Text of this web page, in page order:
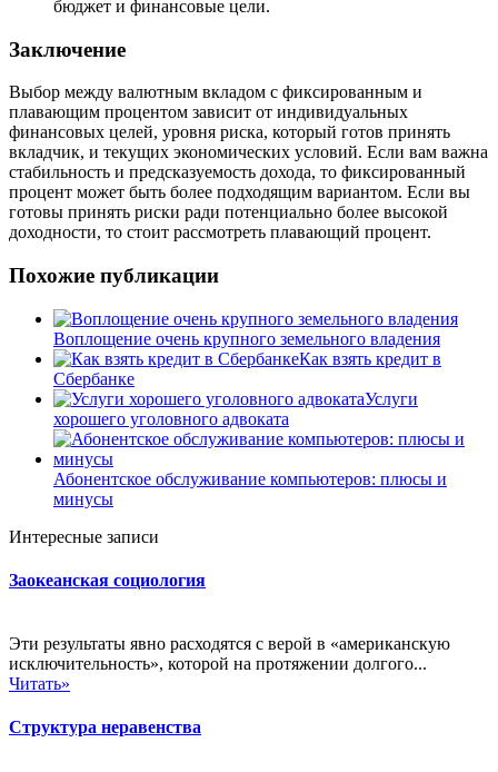
бюджет и финансовые цели.
Заключение
Выбор между валютным вкладом с фиксированным и
плавающим процентом зависит от индивидуальных
финансовых целей, уровня риска, который готов принять
вкладчик, и текущих экономических условий. Если вам важна
стабильность и предсказуемость дохода, то фиксированный
процент может быть более подходящим вариантом. Если вы
готовы принять риски ради потенциально более высокой
доходности, то стоит рассмотреть плавающий процент.
Похожие публикации
Воплощение очень крупного земельного владения
Как взять кредит в
Сбербанке
Услуги
хорошего уголовного адвоката
Абонентское обслуживание компьютеров: плюсы и
минусы
Интересные записи
Заокеанская социология
Эти результаты явно расходятся с верой в «американскую
исключительность», которой на протяжении долгого...
Читать»
Структура неравенства